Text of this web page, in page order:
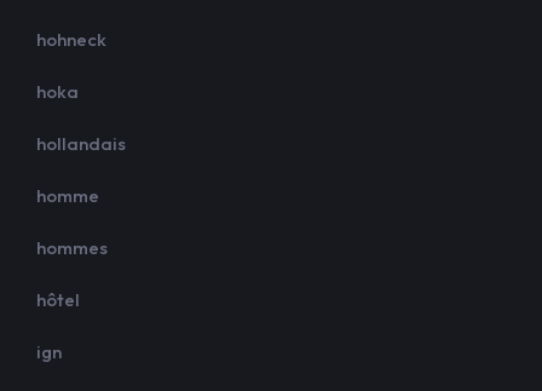
hohneck
hoka
hollandais
homme
hommes
hôtel
ign